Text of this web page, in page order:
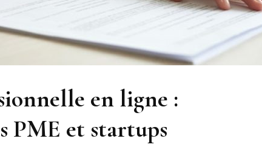
en ligne :
PME et startups